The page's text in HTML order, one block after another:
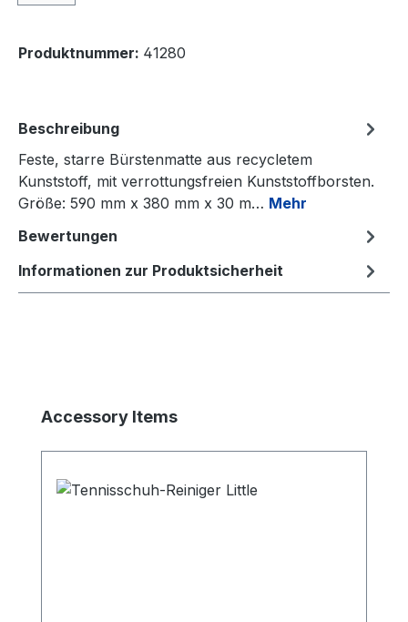
Produktnummer: 41280
Beschreibung
Feste, starre Bürstenmatte aus recycletem
Kunststoff, mit verrottungsfreien Kunststoffborsten.
Größe: 590 mm x 380 mm x 30 m… Mehr
Bewertungen
Informationen zur Produktsicherheit
Produktgalerie überspringen
Accessory Items